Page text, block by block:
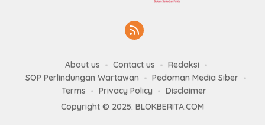
About us Contact us
Redaksi
SOP Perlindungan Wartawan
Pedoman Media Siber
Terms
Privacy Policy
Disclaimer
Copyright © 2025. BLOKBERITA.COM